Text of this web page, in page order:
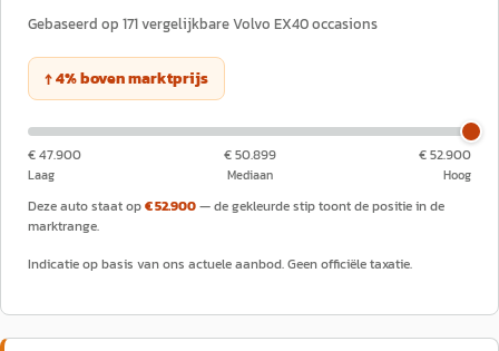
Gebaseerd op 171vergelijkbareVolvo EX40occasions
↑4%bovenmarktprijs
€ 47.900
Laag
€ 50.899
Mediaan
€ 52.900
Hoog
Deze auto staat op€ 52.900— de gekleurde stip toont de positie in de
marktrange.
Indicatie op basis van ons actuele aanbod. Geen officiële taxatie.